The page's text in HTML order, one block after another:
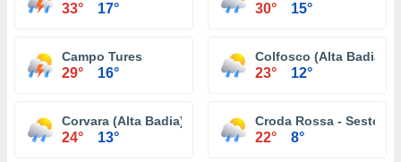
33° 17° 30° 15°
Campo Tures
29° 16°
Colfosco (Alta Badia)
23° 12°
Corvara (Alta Badia)
24° 13°
Croda Rossa - Sesto
22° 8°